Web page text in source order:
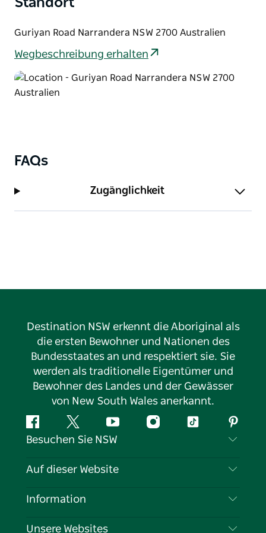
Guriyan Road Narrandera NSW 2700 Australien
Wegbeschreibung erhalten
FAQs
Zugänglichkeit
Destination NSW erkennt die Aboriginal als
die ersten Bewohner und Nationen des
Bundesstaates an und respektiert sie. Sie
werden als traditionelle Eigentümer und
Bewohner des Landes und der Gewässer
von New South Wales anerkannt.
FacebookTwitter YouTubeInstagramTikTok
Besuchen Sie NSW
Kontaktieren Sie uns
Cookie-Hinweis
Auf dieser Website
Reiseziele
Information
Reiseinformationen
Unsere Websites